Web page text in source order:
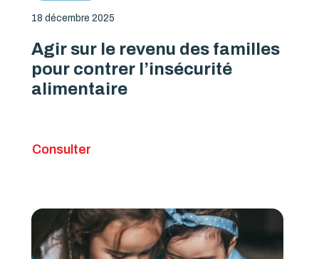
18 décembre 2025
Agir sur le revenu des familles
pour contrer l’insécurité
alimentaire
Consulter